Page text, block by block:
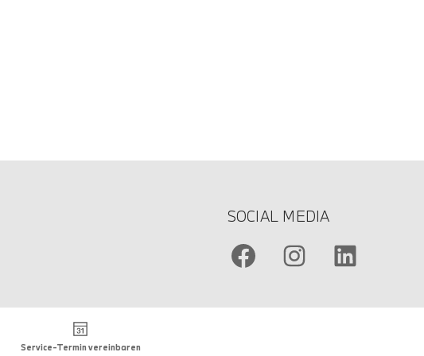
SOCIAL MEDIA
Service-Termin vereinbaren